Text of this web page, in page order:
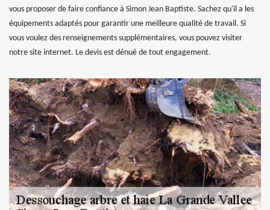
vous proposer de faire confiance à Simon Jean Baptiste. Sachez qu'il a les
équipements adaptés pour garantir une meilleure qualité de travail. Si
vous voulez des renseignements supplémentaires, vous pouvez visiter
notre site internet. Le devis est dénué de tout engagement.